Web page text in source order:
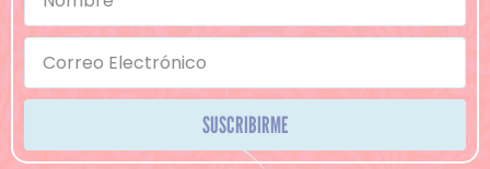
SUSCRIBIRME